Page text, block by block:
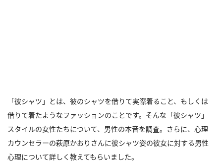
「彼シャツ」とは、彼のシャツを借りて実際着ること、もしくは
借りて着たようなファッションのことです。そんな「彼シャツ」
スタイルの女性たちについて、男性の本音を調査。さらに、心理
カウンセラーの萩原かおりさんに彼シャツ姿の彼女に対する男性
心理について詳しく教えてもらいました。